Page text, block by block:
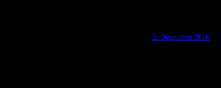
2. Dezember 2016